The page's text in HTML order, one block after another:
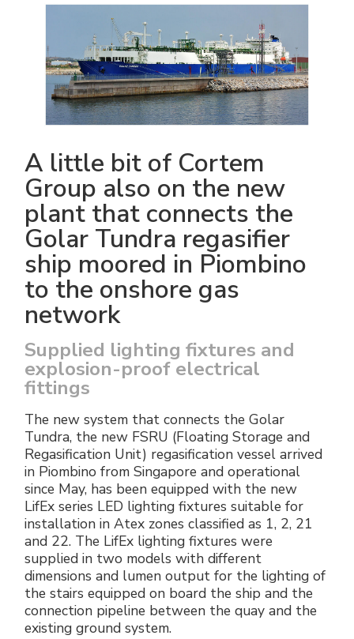
A little bit of Cortem
Group also on the new
plant that connects the
Golar Tundra regasifier
ship moored in Piombino
to the onshore gas
network
Supplied lighting fixtures and
explosion-proof electrical
fittings
The new system that connects the Golar
Tundra, the new FSRU (Floating Storage and
Regasification Unit) regasification vessel arrived
in Piombino from Singapore and operational
since May, has been equipped with the new
LifEx series LED lighting fixtures suitable for
installation in Atex zones classified as 1, 2, 21
and 22. The LifEx lighting fixtures were
supplied in two models with different
dimensions and lumen output for the lighting of
the stairs equipped on board the ship and the
connection pipeline between the quay and the
existing ground system.
Green energy Ex
Aspiradores
Todos los productos
Instrucciones Tecnicas
Trabaja con nosotros
Hazte distribuidor nuestro
Certificados de la empresa
Entrevistas y prensa
Galería y vídeos